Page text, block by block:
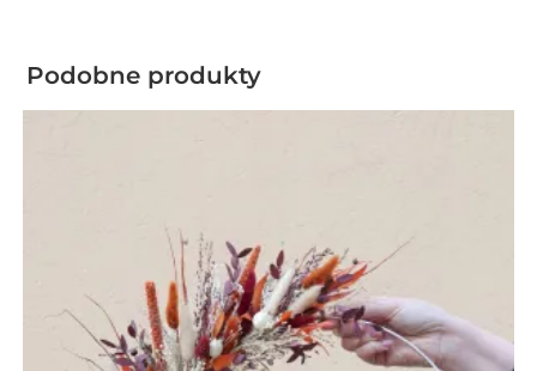
Podobne produkty